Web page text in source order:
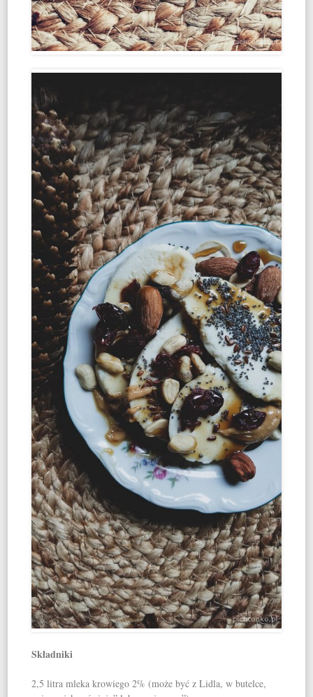
Składniki
2,5 litra mleka krowiego 2% (może być z Lidla, w butelce,